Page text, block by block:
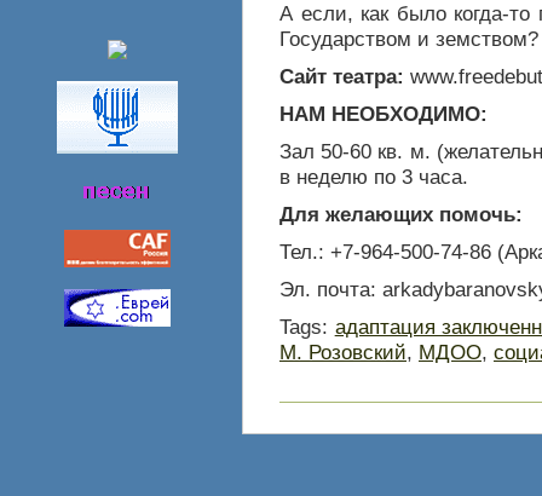
А если, как было когда-
Государством и земством?
Сайт театра:
НАМ НЕОБХОДИМО:
Зал 50-60 кв. м.
в неделю по 3 часа.
Для желающих помочь:
Тел.: +7-964-500-74-86
Эл. почта:
Tags: адаптация
М. Розовский, МДОО,